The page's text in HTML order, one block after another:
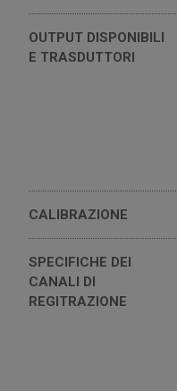
OUTPUT DISPONIBILI
E TRASDUTTORI
CALIBRAZIONE
SPECIFICHE DEI
CANALI DI
REGITRAZIONE